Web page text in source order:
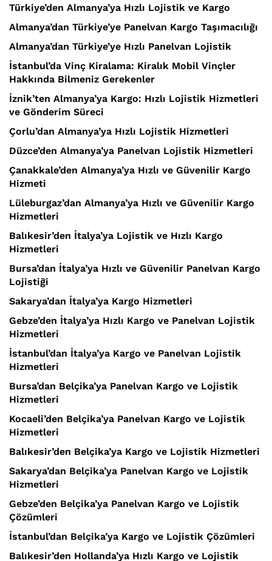
Türkiye’den Almanya’ya Hızlı Lojistik ve Kargo
Almanya’dan Türkiye’ye Panelvan Kargo Taşımacılığı
Almanya’dan Türkiye’ye Hızlı Panelvan Lojistik
İstanbul’da Vinç Kiralama: Kiralık Mobil Vinçler
Hakkında Bilmeniz Gerekenler
İznik’ten Almanya’ya Kargo: Hızlı Lojistik Hizmetleri
ve Gönderim Süreci
Çorlu’dan Almanya’ya Hızlı Lojistik Hizmetleri
Düzce’den Almanya’ya Panelvan Lojistik Hizmetleri
Çanakkale’den Almanya’ya Hızlı ve Güvenilir Kargo
Hizmeti
Lüleburgaz’dan Almanya’ya Hızlı ve Güvenilir Kargo
Hizmetleri
Balıkesir’den İtalya’ya Lojistik ve Hızlı Kargo
Hizmetleri
Bursa’dan İtalya’ya Hızlı ve Güvenilir Panelvan Kargo
Lojistiği
Sakarya’dan İtalya’ya Kargo Hizmetleri
Gebze’den İtalya’ya Hızlı Kargo ve Panelvan Lojistik
Hizmetleri
İstanbul’dan İtalya’ya Kargo ve Panelvan Lojistik
Hizmetleri
Bursa’dan Belçika’ya Panelvan Kargo ve Lojistik
Hizmetleri
Kocaeli’den Belçika’ya Panelvan Kargo ve Lojistik
Hizmetleri
Balıkesir’den Belçika’ya Kargo ve Lojistik Hizmetleri
Sakarya’dan Belçika’ya Panelvan Kargo ve Lojistik
Hizmetleri
Gebze’den Belçika’ya Panelvan Kargo ve Lojistik
Çözümleri
İstanbul’dan Belçika’ya Kargo ve Lojistik Çözümleri
Balıkesir’den Hollanda’ya Hızlı Kargo ve Lojistik